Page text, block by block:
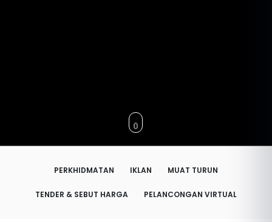
PERKHIDMATAN IKLAN MUAT TURUN
TENDER & SEBUT HARGA PELANCONGAN VIRTUAL